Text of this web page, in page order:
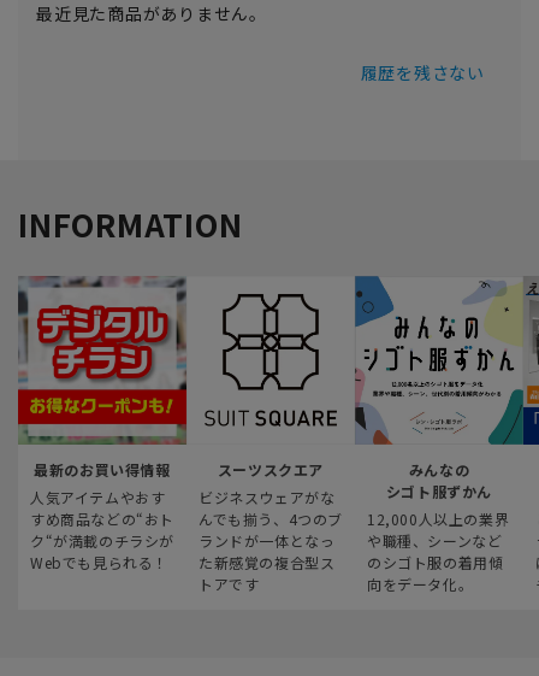
最近見た商品がありません。
履歴を残さない
INFORMATION
最新のお買い得情報
人気アイテムやおす
すめ商品などの“おト
ク“が満載のチラシが
Webでも見られる！
スーツスクエア
ビジネスウェアがな
んでも揃う、4つのブ
ランドが一体となっ
た新感覚の複合型ス
トアです
みんなの
シゴト服ずかん
12,000人以上の業界
や職種、シーンなど
のシゴト服の着用傾
向をデータ化。